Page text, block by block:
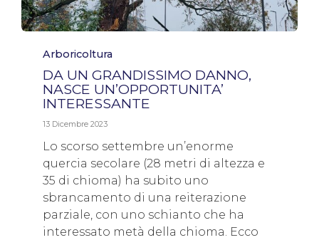
Category
Arboricoltura
DA UN GRANDISSIMO DANNO,
NASCE UN’OPPORTUNITA’
INTERESSANTE
13 Dicembre 2023
Lo scorso settembre un’enorme
quercia secolare (28 metri di altezza e
35 di chioma) ha subito uno
sbrancamento di una reiterazione
parziale, con uno schianto che ha
interessato metà della chioma. Ecco